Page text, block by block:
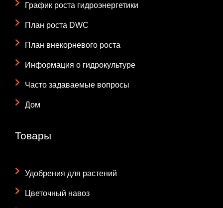
График роста гидроэнергетики
План роста DWC
План внекорневого роста
Информация о гидрокультуре
Часто задаваемые вопросы
Дом
Товары
Удобрения для растений
Цветочный навоз